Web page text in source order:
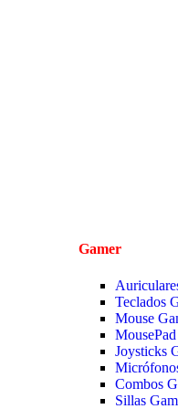
Gamer
Teclados
Mouse
Joysticks
Combos
Sillas